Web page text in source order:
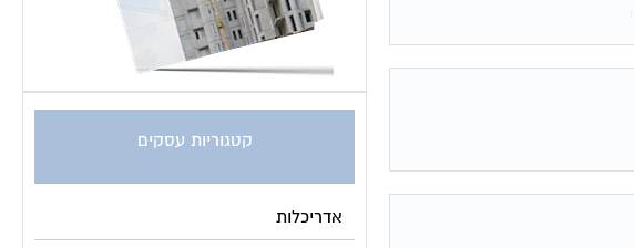
קטגוריות עסקים
אדריכלות